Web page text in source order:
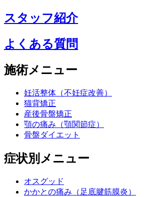
スタッフ紹介
よくある質問
施術メニュー
妊活整体（不妊症改善）
猫背矯正
産後骨盤矯正
顎の痛み（顎関節症）
骨盤ダイエット
症状別メニュー
オスグッド
かかとの痛み（足底腱筋膜炎）